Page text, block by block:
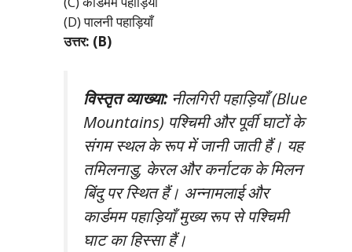
(D) पालनी पहाड़ियाँ
उत्तर: (B)
विस्तृत व्याख्या:नीलगिरी पहाड़ियाँ (Blue
Mountains) पश्चिमी और पूर्वी घाटों के
संगम स्थल के रूप में जानी जाती हैं। यह
तमिलनाडु, केरल और कर्नाटक के मिलन
बिंदु पर स्थित हैं। अन्नामलाई और
कार्डमम पहाड़ियाँ मुख्य रूप से पश्चिमी
घाट का हिस्सा हैं।